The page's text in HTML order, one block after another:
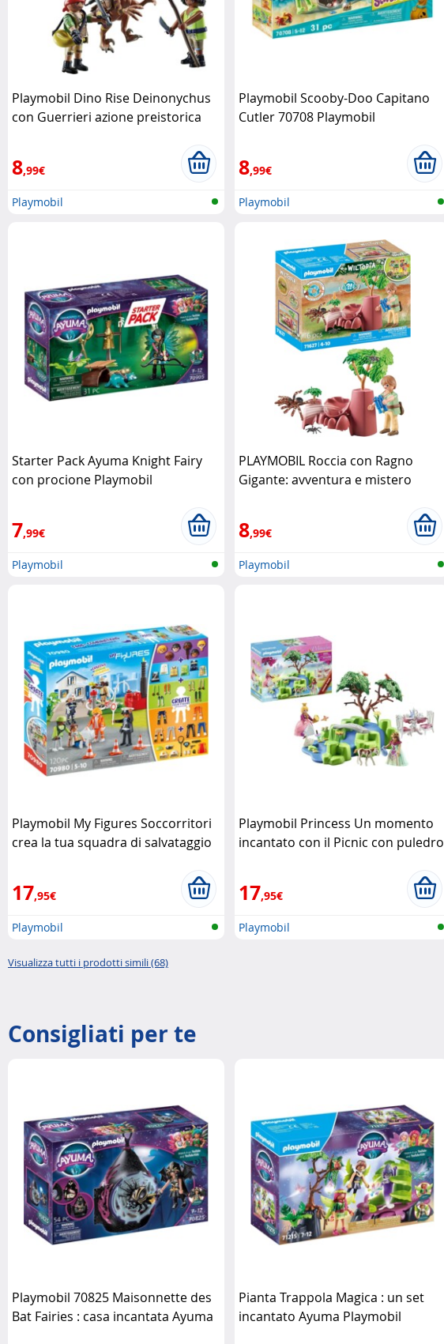
Playmobil Dino Rise Deinonychus
con Guerrieri azione preistorica
8,99€
Playmobil
Playmobil Scooby-Doo Capitano
Cutler 70708 Playmobil
8,99€
Playmobil
Starter Pack Ayuma Knight Fairy
con procione Playmobil
7,99€
Playmobil
PLAYMOBIL Roccia con Ragno
Gigante: avventura e mistero
8,99€
Playmobil
Playmobil My Figures Soccorritori
crea la tua squadra di salvataggio
17,95€
Playmobil
Playmobil Princess Un momento
incantato con il Picnic con puledro
17,95€
Playmobil
Visualizza tutti i prodotti simili (68)
Consigliati per te
Playmobil 70825 Maisonnette des
Bat Fairies : casa incantata Ayuma
Pianta Trappola Magica : un set
incantato Ayuma Playmobil